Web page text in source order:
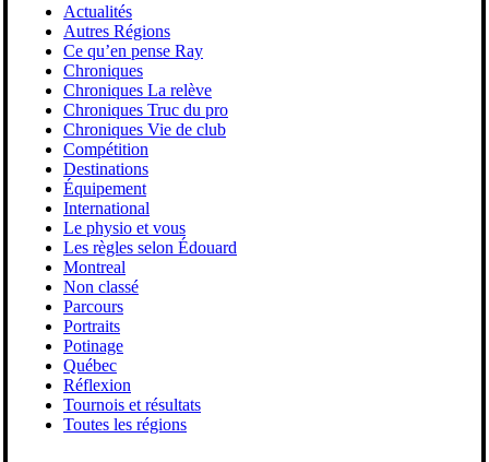
Actualités
Autres Régions
Ce qu’en pense Ray
Chroniques
Chroniques La relève
Chroniques Truc du pro
Chroniques Vie de club
Compétition
Destinations
Équipement
International
Le physio et vous
Les règles selon Édouard
Montreal
Non classé
Parcours
Portraits
Potinage
Québec
Réflexion
Tournois et résultats
Toutes les régions